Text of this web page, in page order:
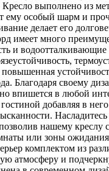
выполнено из
ему особый шарм и
делает его
имеет много
и водоотталкивающие
повышенная
Благодаря своему
впишется в любой
добавляя в
нашему креслу
или зоны
комплектом из
атмосферу и